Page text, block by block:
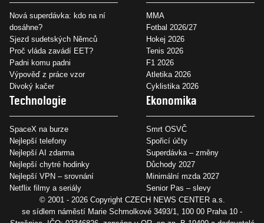
Nová superdávka: kdo na ní
dosáhne?
Sjezd sudetských Němců
Proč vláda zavádí EET?
Padni komu padni
Výpověď z práce vzor
Divoký kačer
MMA
Fotbal 2026/27
Hokej 2026
Tenis 2026
F1 2026
Atletika 2026
Cyklistika 2026
Technologie
SpaceX na burze
Nejlepší telefony
Nejlepší AI zdarma
Nejlepší chytré hodinky
Nejlepší VPN – srovnání
Netflix filmy a seriály
Ekonomika
Smrt OSVČ
Spořicí účty
Superdávka – změny
Důchody 2027
Minimální mzda 2027
Senior Pas – slevy
© 2001 - 2026 Copyright CZECH NEWS CENTER a.s.
se sídlem náměstí Marie Schmolkové 3493/1, 100 00 Praha 10 -